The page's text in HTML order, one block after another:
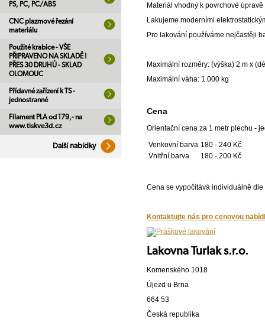
PS, PC, PC/ABS
CNC plazmové řezání
materiálu
Použité krabice - VŠE
PŘIPRAVENO NA SKLADĚ !
PŘES 30 DRUHŮ - SKLAD
OLOMOUC
Přídavné zařízení k TS -
jednostranné
Filament PLA od 179,- na
www.tiskve3d.cz
Další nabídky
Materiál vhodný k povrchové
Lakujeme moderními
Pro lakování používáme nejčastěji
Maximální rozměry: (výška) 2 m x
Maximální váha: 1.000 kg
Cena
Orientační cena za 1 metr plechu -
Venkovní barva 180 - 240 Kč
Vnitřní barva
180 - 200 Kč
Cena se vypočítává individuálně dle
Kontaktujte nás pro cenovou
Lakovna Turlak s.r.o.
Komenského 1018
Újezd u Brna
664 53
Česká republika